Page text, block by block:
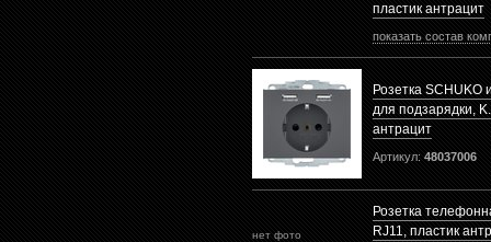
пластик антрацит
показать состав
Розетка SCHUKO
для подзарядки,
антрацит
Артикул: 48037006
нет фото
Розетка
RJ11, пластик